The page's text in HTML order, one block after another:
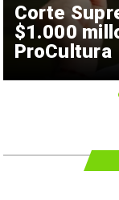
Corte
$1.000
ProCultura